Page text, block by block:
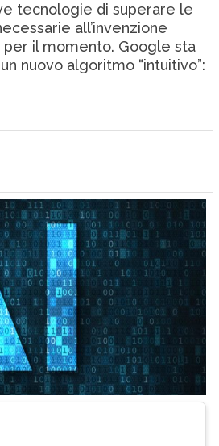
tecnologie di superare le
all’invenzione
per il momento. Google sta
nuovo algoritmo “intuitivo”: